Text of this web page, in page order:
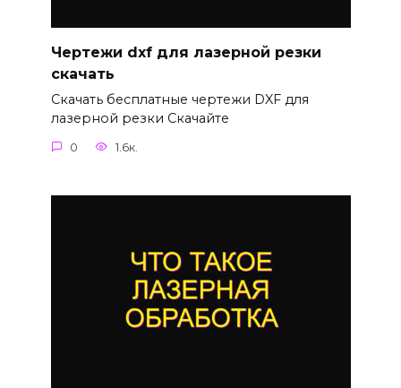
Чертежи dxf для лазерной резки
скачать
Скачать бесплатные чертежи DXF для
лазерной резки Скачайте
0 1.6к.